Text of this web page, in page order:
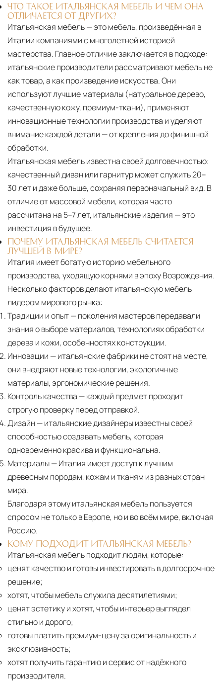
ЧТО ТАКОЕ ИТАЛЬЯНСКАЯ МЕБЕЛЬ И ЧЕМ ОНА
ОТЛИЧАЕТСЯ ОТ ДРУГИХ?
Итальянская мебель — это мебель, произведённая в
Италии компаниями с многолетней историей
мастерства. Главное отличие заключается в подходе:
итальянские производители рассматривают мебель не
как товар, а как произведение искусства. Они
используют лучшие материалы (натуральное дерево,
качественную кожу, премиум-ткани), применяют
инновационные технологии производства и уделяют
внимание каждой детали — от крепления до финишной
обработки.
Итальянская мебель известна своей долговечностью:
качественный диван или гарнитур может служить 20–
30 лет и даже больше, сохраняя первоначальный вид. В
отличие от массовой мебели, которая часто
рассчитана на 5–7 лет, итальянские изделия — это
инвестиция в будущее.
ПОЧЕМУ ИТАЛЬЯНСКАЯ МЕБЕЛЬ СЧИТАЕТСЯ
ЛУЧШЕЙ В МИРЕ?
Италия имеет богатую историю мебельного
производства, уходящую корнями в эпоху Возрождения.
Несколько факторов делают итальянскую мебель
лидером мирового рынка:
Традиции и опыт— поколения мастеров передавали
знания о выборе материалов, технологиях обработки
дерева и кожи, особенностях конструкции.
Инновации — итальянские фабрики не стоят на месте,
они внедряют новые технологии, экологичные
материалы, эргономические решения.
Контроль качества — каждый предмет проходит
строгую проверку перед отправкой.
Дизайн— итальянские дизайнеры известны своей
способностью создавать мебель, которая
одновременно красива и функциональна.
Материалы— Италия имеет доступ к лучшим
древесным породам, кожам и тканям из разных стран
мира.
Благодаря этому итальянская мебель пользуется
спросом не только в Европе, но и во всём мире, включая
Россию.
КОМУ ПОДХОДИТ ИТАЛЬЯНСКАЯ МЕБЕЛЬ?
Итальянская мебель подходит людям, которые:
ценят качество и готовы инвестировать в долгосрочное
решение;
хотят, чтобы мебель служила десятилетиями;
ценят эстетику и хотят, чтобы интерьер выглядел
стильно и дорого;
готовы платить премиум-цену за оригинальность и
эксклюзивность;
хотят получить гарантию и сервис от надёжного
производителя.